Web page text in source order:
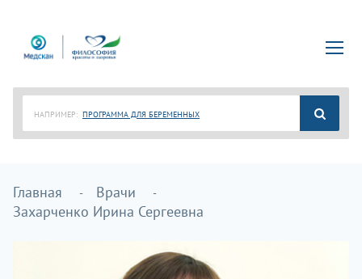
НАПРИМЕР: ПРОГРАММА ДЛЯ БЕРЕМЕННЫХ
Главная
Врачи
Захарченко Ирина Сергеевна